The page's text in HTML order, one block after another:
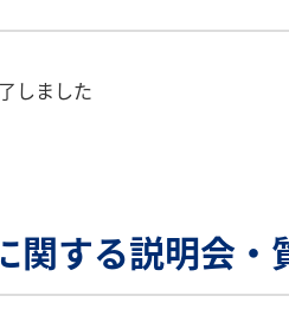
しました
関する説明会・